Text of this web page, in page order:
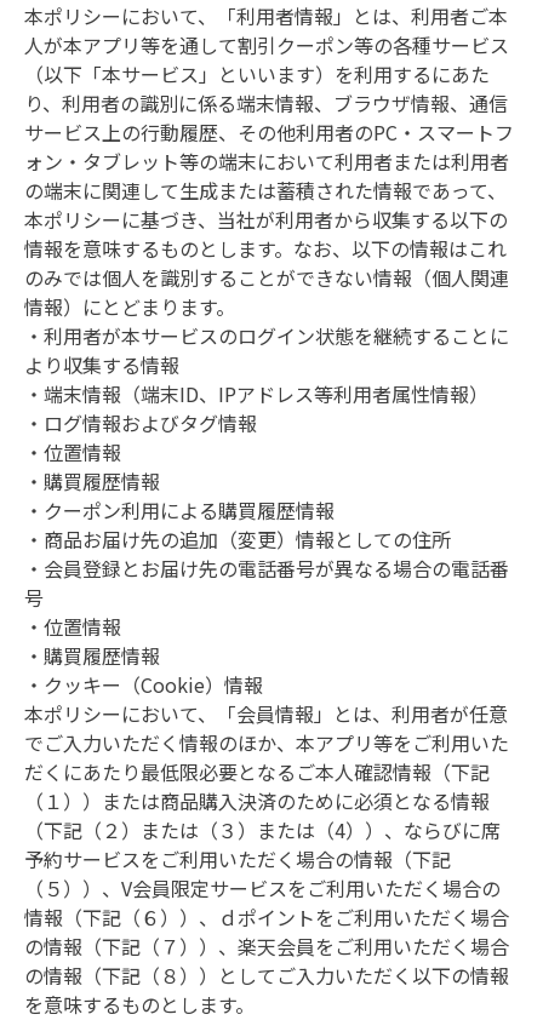
本ポリシーにおいて、「利用者情報」とは、利用者ご本
人が本アプリ等を通して割引クーポン等の各種サービス
（以下「本サービス」といいます）を利用するにあた
り、利用者の識別に係る端末情報、ブラウザ情報、通信
サービス上の行動履歴、その他利用者のPC・スマートフ
ォン・タブレット等の端末において利用者または利用者
の端末に関連して生成または蓄積された情報であって、
本ポリシーに基づき、当社が利用者から収集する以下の
情報を意味するものとします。なお、以下の情報はこれ
のみでは個人を識別することができない情報（個人関連
情報）にとどまります。
・利用者が本サービスのログイン状態を継続することに
より収集する情報
・端末情報（端末ID、IPアドレス等利用者属性情報）
・ログ情報およびタグ情報
・位置情報
・購買履歴情報
・クーポン利用による購買履歴情報
・商品お届け先の追加（変更）情報としての住所
・会員登録とお届け先の電話番号が異なる場合の電話番
号
・位置情報
・購買履歴情報
・クッキー（Cookie）情報
本ポリシーにおいて、「会員情報」とは、利用者が任意
でご入力いただく情報のほか、本アプリ等をご利用いた
だくにあたり最低限必要となるご本人確認情報（下記
（１））または商品購入決済のために必須となる情報
（下記（２）または（３）または（4））、ならびに席
予約サービスをご利用いただく場合の情報（下記
（５））、V会員限定サービスをご利用いただく場合の
情報（下記（６））、ｄポイントをご利用いただく場合
の情報（下記（７））、楽天会員をご利用いただく場合
の情報（下記（８））としてご入力いただく以下の情報
を意味するものとします。